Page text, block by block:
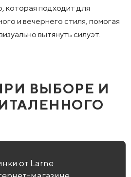
которая подходит для
и вечернего стиля, помогая
вытянуть силуэт.
ВЫБОРЕ И
от Larne